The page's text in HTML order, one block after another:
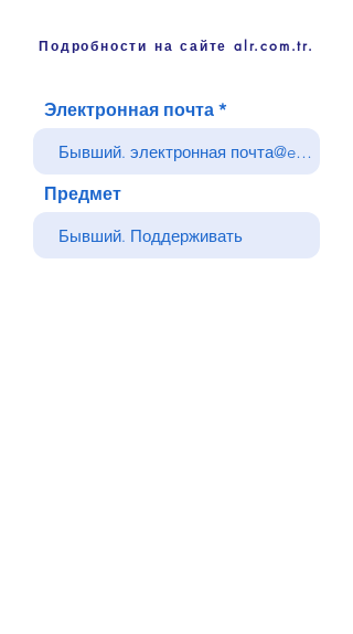
Подробности на сайте alr.com.tr.
Электронная почта
Предмет